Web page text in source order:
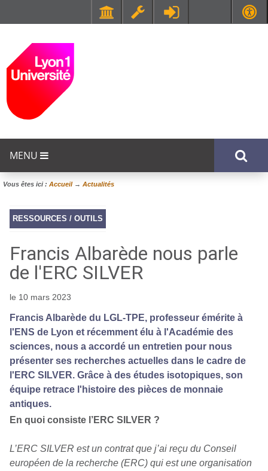
MENU
Vous êtes ici : Accueil→ Actualités
RESSOURCES / OUTILS
Francis Albarède nous parle
de l'ERC SILVER
le 10 mars 2023
Francis Albarède du LGL-TPE, professeur émérite à
l'ENS de Lyon et récemment élu à l'Académie des
sciences, nous a accordé un entretien pour nous
présenter ses recherches actuelles dans le cadre de
l'ERC SILVER. Grâce à des études isotopiques, son
équipe retrace l'histoire des pièces de monnaie
antiques.
En quoi consiste l’ERC SILVER ?
L’ERC SILVER est un contrat que j’ai reçu du Conseil
européen de la recherche (ERC) qui est une organisation